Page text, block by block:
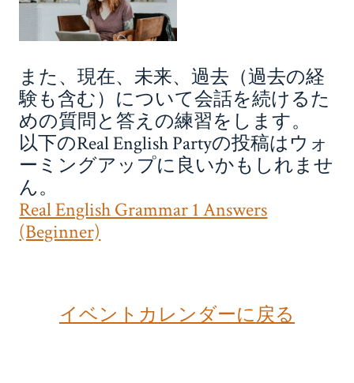
また、現在、未来、過去（過去の経
験も含む）について会話を続けるた
めの質問と答えの練習をします。
以下のReal English Partyの投稿はウォ
ーミングアップに良いかもしれませ
ん。
Real English Grammar 1 Answers
(Beginner)
イベントカレンダーに戻る